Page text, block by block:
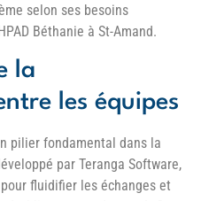
selon ses besoins
Béthanie à St-Amand.
la
les équipes
pilier fondamental dans la
par Teranga Software,
fluidifier les échanges et